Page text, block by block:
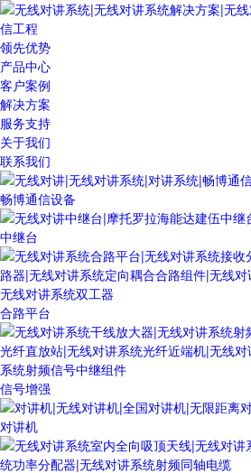
领先优势
产品中心
客户案例
解决方案
服务支持
关于我们
联系我们
畅博通信设备
中继台
合路平台
信号增强
对讲机